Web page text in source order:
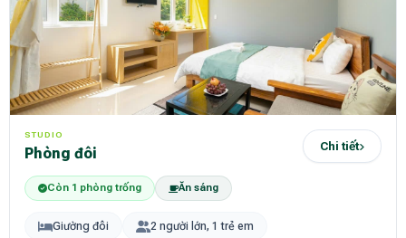
STUDIO
Phòng đôi Chi tiết
Còn 1 phòng trống Ăn sáng
Giường đôi 2 người lớn, 1 trẻ em